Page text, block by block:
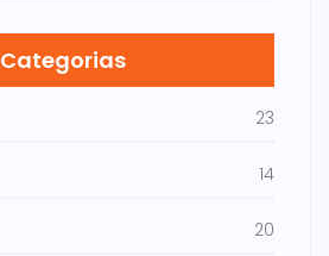
Categorias
23
14
20